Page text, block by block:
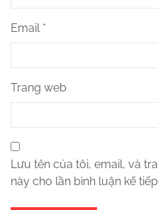
Email *
Trang web
Lưu tên của tôi, email, và
này cho lần bình luận kế